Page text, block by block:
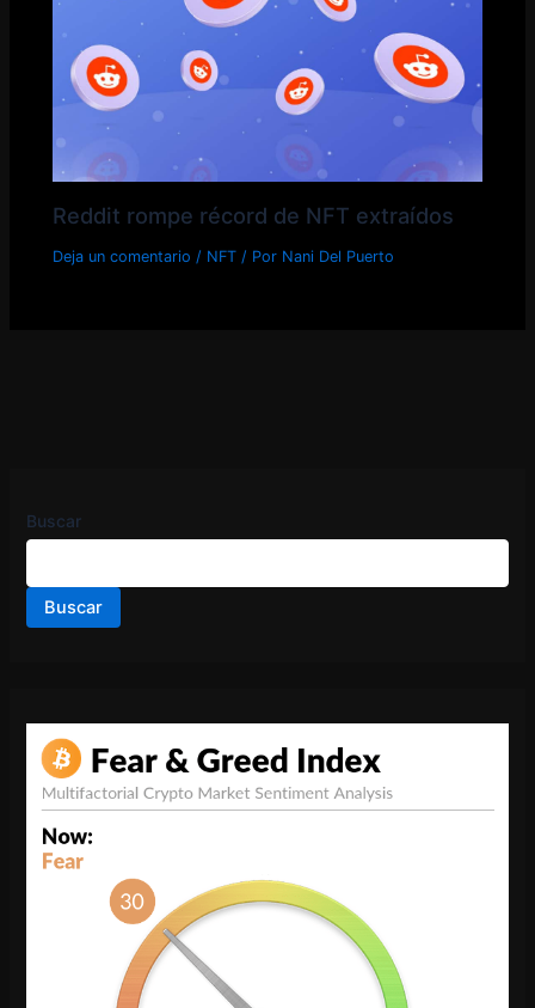
Reddit rompe récord de NFT extraídos
Deja un comentario / NFT / Por Nani Del Puerto
Buscar
Buscar